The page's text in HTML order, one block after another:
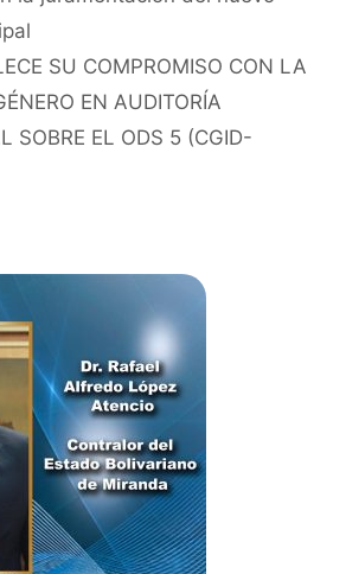
SU COMPROMISO CON LA
EN AUDITORÍA
SOBRE EL ODS 5 (CGID-